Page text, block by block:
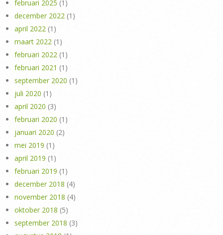
februari 2025 (1)
december 2022 (1)
april 2022 (1)
maart 2022 (1)
februari 2022 (1)
februari 2021 (1)
september 2020 (1)
juli 2020 (1)
april 2020 (3)
februari 2020 (1)
januari 2020 (2)
mei 2019 (1)
april 2019 (1)
februari 2019 (1)
december 2018 (4)
november 2018 (4)
oktober 2018 (5)
september 2018 (3)